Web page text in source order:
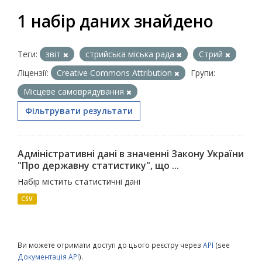
1 набір даних знайдено
Теги: звіт стрийська міська рада
Стрий
Ліцензії:
Creative Commons Attribution
Групи:
Місцеве самоврядування
Фільтрувати результати
Адміністративні дані в значенні Закону України
"Про державну статистику", що ...
Набір містить статистичні дані
CSV
Ви можете отримати доступ до цього реєстру через API (see
Документація API).